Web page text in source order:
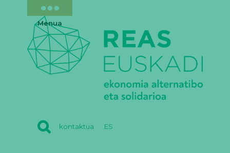
kontaktua ES
Menua